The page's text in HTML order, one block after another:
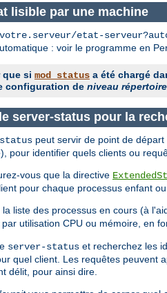
lisible par une machine
etat-
: voir le programme en
que si mod_status a été chargé
configuration de niveau répertoire
server-status pour la
peut servir de point de
pour identifier quels clients ou
vous que la directive
pour chaque processus enfant ou
liste des processus en cours (à
par utilisation CPU ou mémoire, en
server-status et recherchez les
quel client. Les requêtes peuvent
délit, pour ainsi dire.